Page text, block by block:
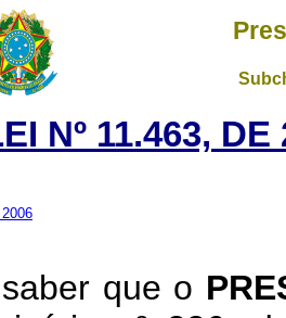
Nº 11.463,
que o